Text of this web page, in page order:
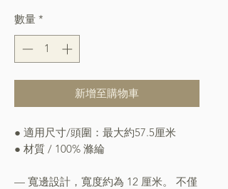
數量 *
新增至購物車
● 適用尺寸/頭圍：最大約57.5厘米
● 材質 / 100% 滌綸
— 寬邊設計，寬度約為 12 厘米。 不僅